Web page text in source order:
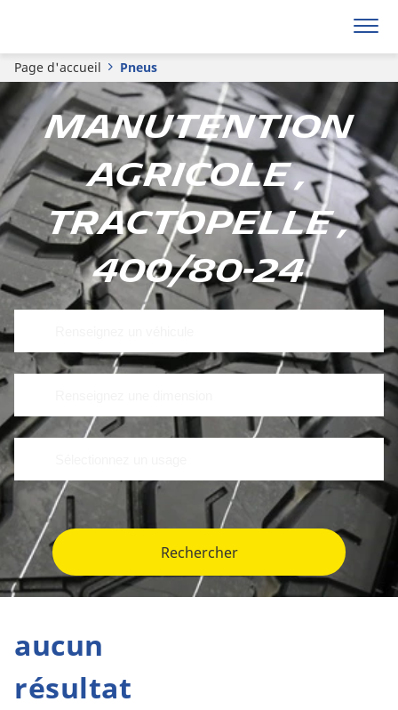
Page d'accueil Pneus
Manutention
Agricole ,
Tractopelle ,
400/80-24
Rechercher
aucun
résultat